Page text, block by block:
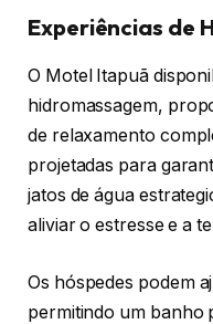
Experiências de
O Motel Itapuã
hidromassagem,
de relaxamento
projetadas para
jatos de água
aliviar o estresse e a
Os hóspedes podem
permitindo um banho